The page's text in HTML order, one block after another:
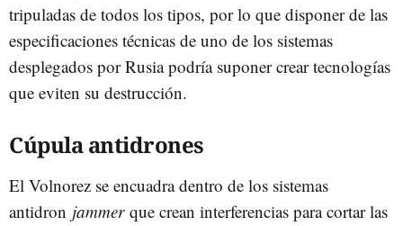
tripuladas de todos los tipos, por lo que disponer de las
especificaciones técnicas de uno de los sistemas
desplegados por Rusia podría suponer crear tecnologías
que eviten su destrucción.
Cúpula antidrones
El Volnorez se encuadra dentro de los sistemas
antidron jammerque crean interferencias para cortar las